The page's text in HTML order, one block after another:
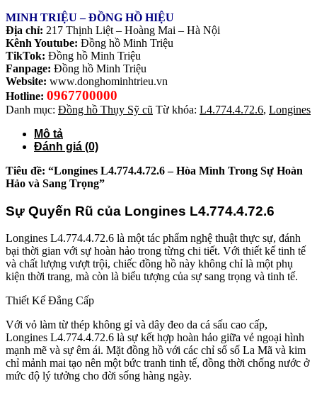
MINH TRIỆU – ĐỒNG HỒ HIỆU
Địa chỉ: 217 Thịnh Liệt – Hoàng Mai – Hà Nội
Kênh Youtube: Đồng hồ Minh Triệu
TikTok: Đồng hồ Minh Triệu
Fanpage: Đồng hồ Minh Triệu
Website: www.donghominhtrieu.vn
Hotline: 0967700000
Danh mục: Đồng hồ Thụy Sỹ cũ Từ khóa: L4.774.4.72.6, Longines
Mô tả
Đánh giá (0)
Tiêu đề: “Longines L4.774.4.72.6 – Hòa Mình Trong Sự Hoàn
Hảo và Sang Trọng”
Sự Quyến Rũ của Longines L4.774.4.72.6
Longines L4.774.4.72.6 là một tác phẩm nghệ thuật thực sự, đánh
bại thời gian với sự hoàn hảo trong từng chi tiết. Với thiết kế tinh tế
và chất lượng vượt trội, chiếc đồng hồ này không chỉ là một phụ
kiện thời trang, mà còn là biểu tượng của sự sang trọng và tinh tế.
Thiết Kế Đẳng Cấp
Với vỏ làm từ thép không gỉ và dây đeo da cá sấu cao cấp,
Longines L4.774.4.72.6 là sự kết hợp hoàn hảo giữa vẻ ngoại hình
mạnh mẽ và sự êm ái. Mặt đồng hồ với các chỉ số số La Mã và kim
chỉ mảnh mai tạo nên một bức tranh tinh tế, đồng thời chống nước ở
mức độ lý tưởng cho đời sống hàng ngày.